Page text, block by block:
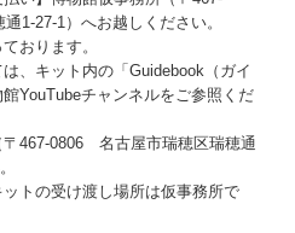
1-27-1）へお越しください。
おります。
は、キット内の「Guidebook（ガイ
YouTubeチャンネルをご参照くだ
〒467-0806 名古屋市瑞穂区瑞穂通
トの受け渡し場所は仮事務所で